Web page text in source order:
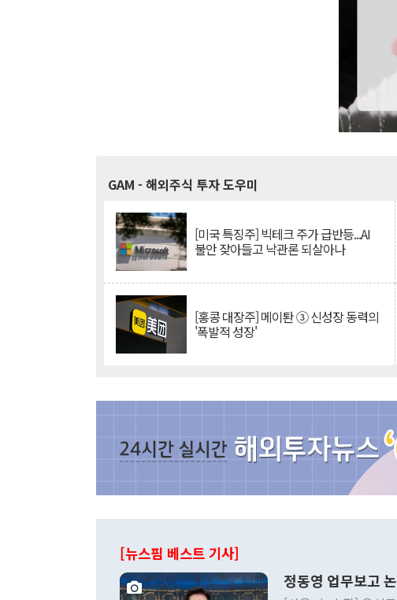
GAM - 해외주식 투자 도우미
[미국 특징주] 빅테크 주가 급반등...AI
불안 잦아들고 낙관론 되살아나
[홍콩 대장주] 메이퇀 ③ 신성장 동력의
'폭발적 성장'
[뉴스핌 베스트 기사]
정동영 업무보고